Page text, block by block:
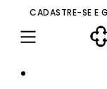
CADASTRE-SE E